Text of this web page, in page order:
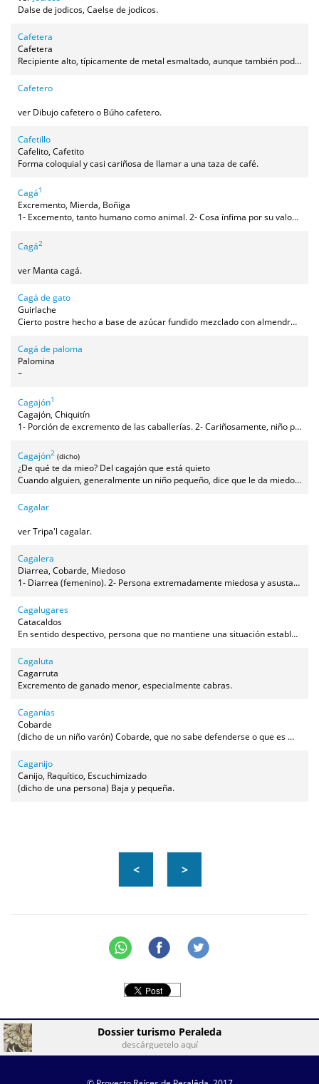
Dalse de jodicos, Caelse de jodicos.
Cafetera
Cafetera
Recipiente alto, típicamente de metal esmaltado, aunque también podía ser de barro, porcelana o alumnio. Cerrado con tapadera y con un caño largo para servir. Se usa para servir el café o el chocolate, no para hacerlo.
Cafetero
ver Dibujo cafetero o Búho cafetero.
Cafetillo
Cafelito, Cafetito
Forma coloquial y casi cariñosa de llamar a una taza de café.
Cagá1
Excremento, Mierda, Boñiga
1- Excemento, tanto humano como animal. 2- Cosa ínfima por su valor o tamaño.
Cagá2
ver Manta cagá.
Cagá de gato
Guirlache
Cierto postre hecho a base de azúcar fundido mezclado con almendras o cacahuetes triturados.
Cagá de paloma
Palomina
–
Cagajón1
Cagajón, Chiquitín
1- Porción de excremento de las caballerías. 2- Cariñosamente, niño pequeño, de corta edad.
Cagajón2 (dicho)
¿De qué te da mieo? Del cagajón que está quieto
Cuando alguien, generalmente un niño pequeño, dice que le da miedo (en peraleo no se usa la expresión tener miedo, sino dar miedo algo) se le solía contestar: "¿De qué te da miedo? ¡Del cagajón que está quieto!", o simplemente "del cagajón", para dar a entender que lo que da miedo es una tontería. Sirve además como forma de darle un toque de humor a la situación para que el niño se relaje.
Cagalar
ver Tripa'l cagalar.
Cagalera
Diarrea, Cobarde, Miedoso
1- Diarrea (femenino). 2- Persona extremadamente miedosa y asustadiza (género invariable: un/una cagalera).
Cagalugares
Catacaldos
En sentido despectivo, persona que no mantiene una situación estable, bien porque va de un sitio a otro, bien porque cambia de un trabajo a otro, de unas compañías a otras, etc.
Cagaluta
Cagarruta
Excremento de ganado menor, especialmente cabras.
Caganías
Cobarde
(dicho de un niño varón) Cobarde, que no sabe defenderse o que es muy miedoso.
Caganijo
Canijo, Raquítico, Escuchimizado
(dicho de una persona) Baja y pequeña.
< >
Dossier turismo Peraleda
descárguetelo aquí